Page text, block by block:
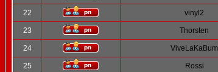
22 vinyl2
23 Thorsten
24 ViveLaKaBum
25 Rossi